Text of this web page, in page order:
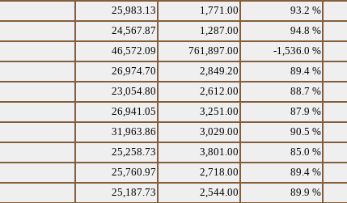
25,983.13 1,771.00 93.2 %
24,567.87 1,287.00 94.8 %
46,572.09 761,897.00 -1,536.0 %
26,974.70 2,849.20 89.4 %
23,054.80 2,612.00 88.7 %
26,941.05 3,251.00 87.9 %
31,963.86 3,029.00 90.5 %
25,258.73 3,801.00 85.0 %
25,760.97 2,718.00 89.4 %
25,187.73 2,544.00 89.9 %